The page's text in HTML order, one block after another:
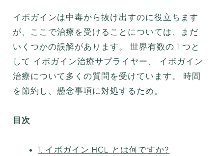
イボガインは中毒から抜け出すのに役立ちます
が、ここで治療を受けることについては、まだ
いくつかの誤解があります。 世界有数の 1 つと
して イボガイン治療サプライヤー、
イボガイン
治療について多くの質問を受けています。 時間
を節約し、懸念事項に対処するため。
目次
1. イボガイン HCL とは何ですか?